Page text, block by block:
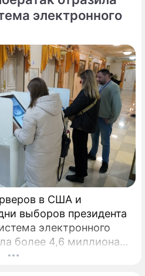
электронного
в США и
выборов президента
электронного
более 4,6 миллиона
Электронного